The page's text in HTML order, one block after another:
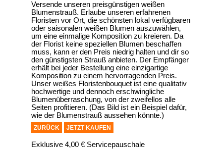
Versende unseren preisgünstigen weißen
Blumenstrauß. Erlaube unseren erfahrenen
Floristen vor Ort, die schönsten lokal verfügbaren
oder saisonalen weißen Blumen auszuwählen,
um eine einmalige Komposition zu kreieren. Da
der Florist keine speziellen Blumen beschaffen
muss, kann er den Preis niedrig halten und dir so
den günstigsten Strauß anbieten. Der Empfänger
erhält bei jeder Bestellung eine einzigartige
Komposition zu einem hervorragenden Preis.
Unser weißes Floristenbouquet ist eine qualitativ
hochwertige und dennoch erschwingliche
Blumenüberraschung, von der zweifellos alle
Seiten profitieren. (Das Bild ist ein Beispiel dafür,
wie der Blumenstrauß aussehen könnte.)
ZURÜCK JETZT KAUFEN
Exklusive 4,00 € Servicepauschale